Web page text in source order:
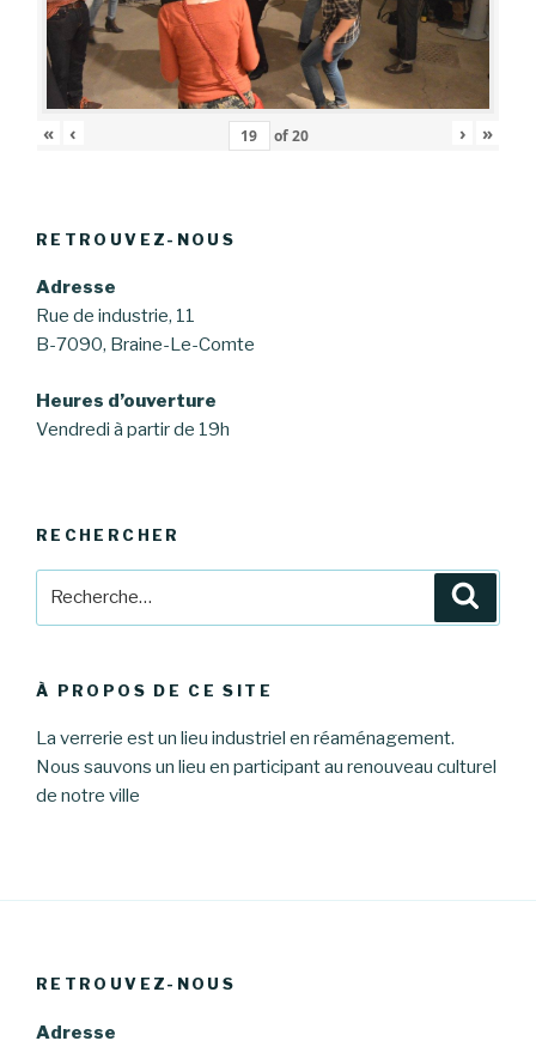
« ‹ of20 › »
RETROUVEZ-NOUS
Adresse
Rue de industrie, 11
B-7090, Braine-Le-Comte
Heures d’ouverture
Vendredi à partir de 19h
RECHERCHER
À PROPOS DE CE SITE
La verrerie est un lieu industriel en réaménagement.
Nous sauvons un lieu en participant au renouveau culturel
de notre ville
RETROUVEZ-NOUS
Adresse